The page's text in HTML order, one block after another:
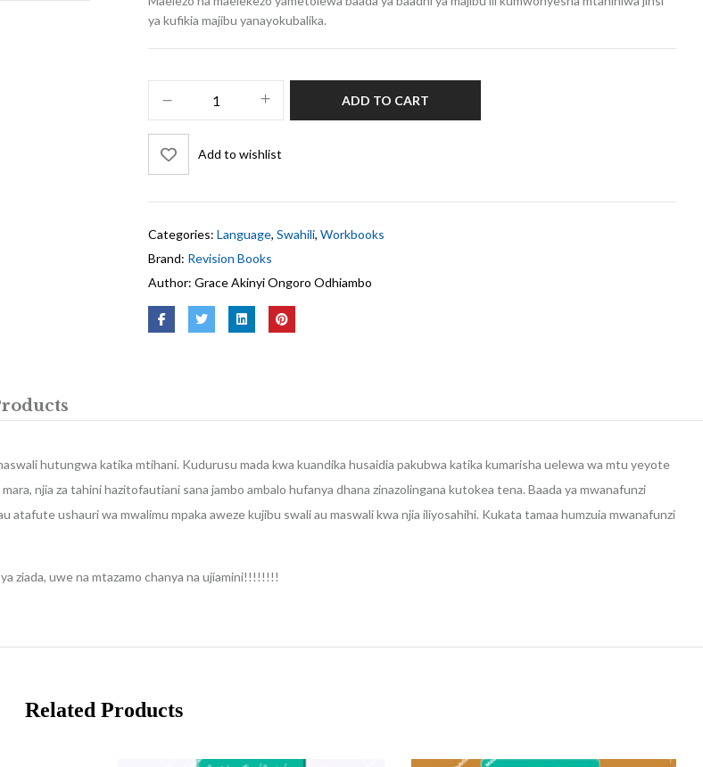
ya kufikia majibu yanayokubalika.
ADD TO CART
Add to wishlist
Categories: Language, Swahili, Workbooks
Brand: Revision Books
Author: Grace Akinyi Ongoro Odhiambo
hutungwa katika mtihani. Kudurusu mada kwa kuandika husaidia pakubwa katika kumarisha uelewa wa mtu yeyote
njia za tahini hazitofautiani sana jambo ambalo hufanya dhana zinazolingana kutokea tena. Baada ya mwanafunzi
atafute ushauri wa mwalimu mpaka aweze kujibu swali au maswali kwa njia iliyosahihi. Kukata tamaa humzuia mwanafunzi
ziada, uwe na mtazamo chanya na ujiamini!!!!!!!!
Related Products